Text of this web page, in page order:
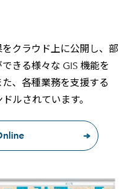
クラウド上に公開し、部
きる様々な GIS 機能を
、各種業務を支援する
ルされています。